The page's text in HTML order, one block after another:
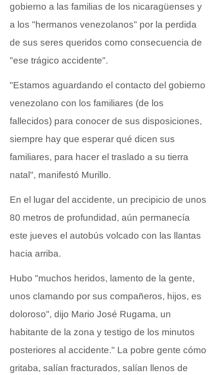
gobierno a las familias de los nicaragüenses y
a los "hermanos venezolanos" por la perdida
de sus seres queridos como consecuencia de
"ese trágico accidente".
"Estamos aguardando el contacto del gobierno
venezolano con los familiares (de los
fallecidos) para conocer de sus disposiciones,
siempre hay que esperar qué dicen sus
familiares, para hacer el traslado a su tierra
natal", manifestó Murillo.
En el lugar del accidente, un precipicio de unos
80 metros de profundidad, aún permanecía
este jueves el autobús volcado con las llantas
hacia arriba.
Hubo "muchos heridos, lamento de la gente,
unos clamando por sus compañeros, hijos, es
doloroso", dijo Mario José Rugama, un
habitante de la zona y testigo de los minutos
posteriores al accidente." La pobre gente cómo
gritaba, salían fracturados, salían llenos de